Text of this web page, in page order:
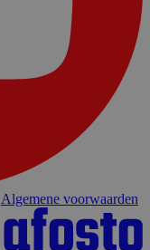
Algemene voorwaarden